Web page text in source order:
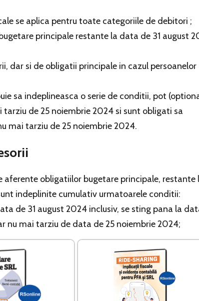
se aplica pentru toate categoriile de debitori ;
principale restante la data de 31 august
dar si de obligatii principale in cazul persoanelor
sa indeplineasca o serie de conditii, pot
tarziu de 25 noiembrie 2024 si sunt obligati sa
mai tarziu de 25 noiembrie 2024.
aferente obligatiilor bugetare principale, restante
indeplinite cumulativ urmatoarele conditii:
de 31 august 2024 inclusiv, se sting pana la
nu mai tarziu de data de 25 noiembrie 2024;